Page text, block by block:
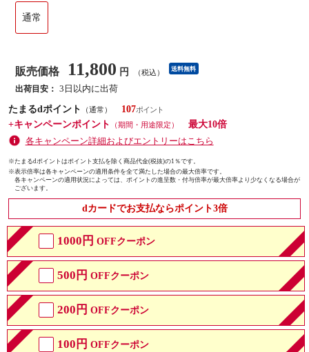
通常
販売価格 11,800 円 （税込） 送料無料
出荷目安： 3日以内に出荷
たまるdポイント
（通常）
107
+キャンペーンポイント
（期間・用途限定）
最大10倍
各キャンペーン詳細およびエントリーはこちら
※たまるdポイントはポイント支払を除く商品代金(税抜)の1％です。
※表示倍率は各キャンペーンの適用条件を全て満たした場合の最大倍率です。
各キャンペーンの適用状況によっては、ポイントの進呈数・付与倍率が最大倍率より少なくなる場合が
ございます。
dカードでお支払ならポイント3倍
1000円 OFFクーポン
500円 OFFクーポン
200円 OFFクーポン
100円 OFFクーポン